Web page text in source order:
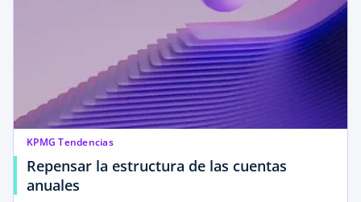
KPMG Tendencias
Repensar la estructura de las cuentas
anuales